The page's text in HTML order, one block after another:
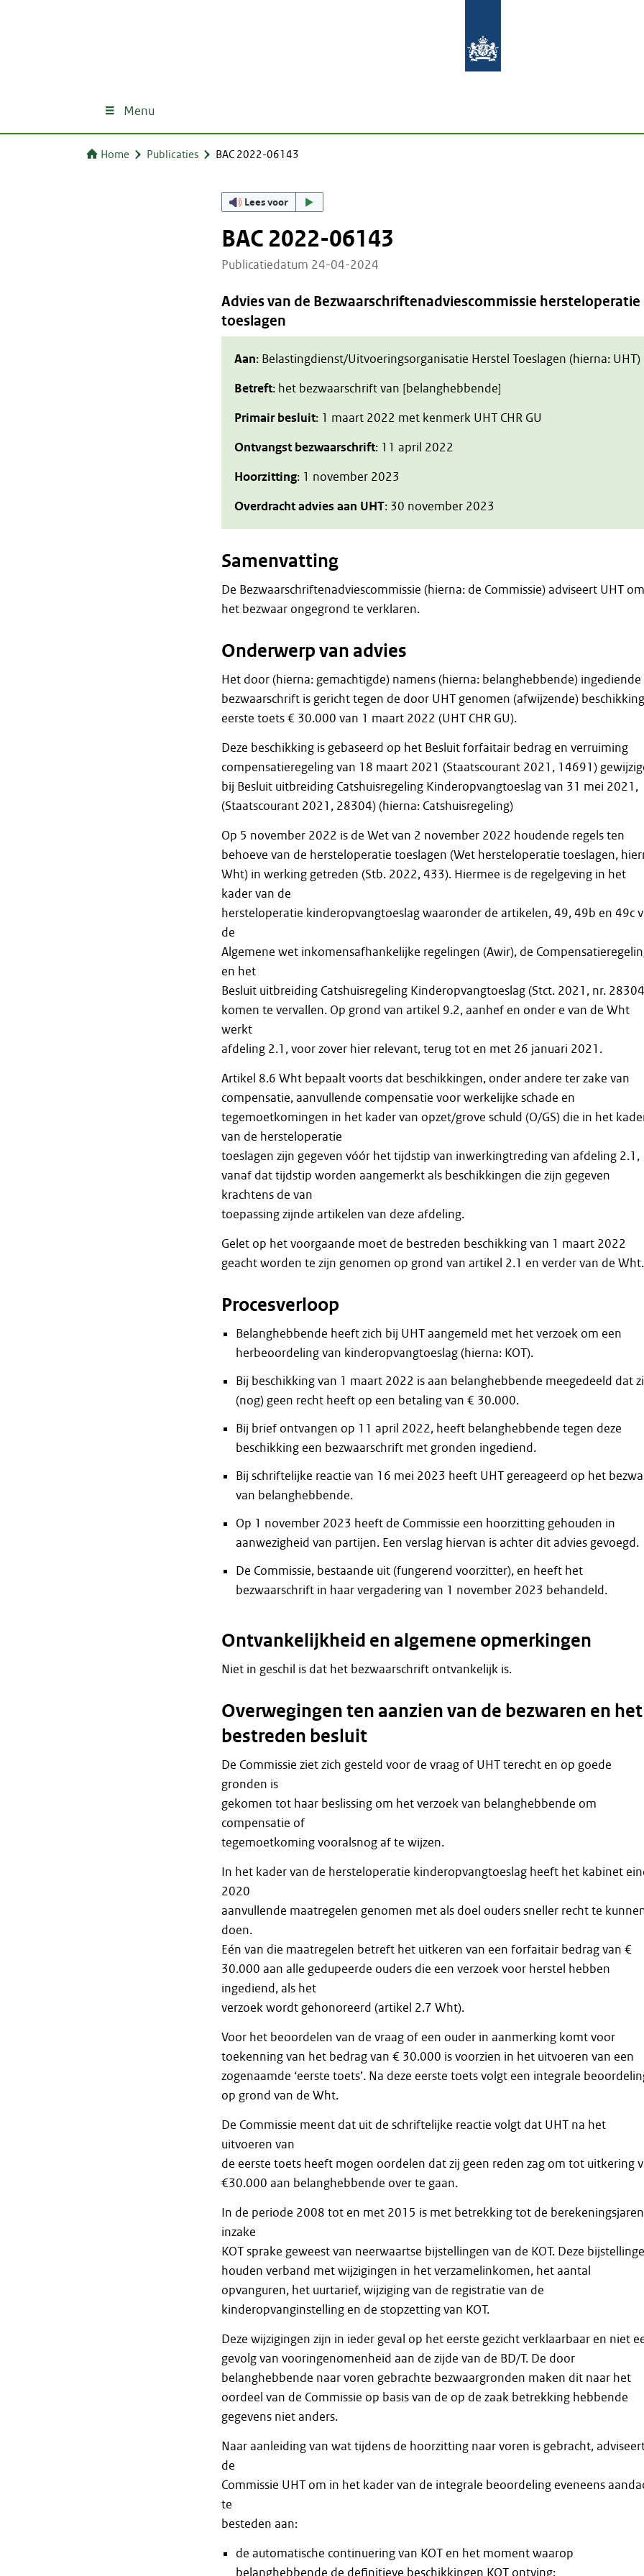
Menu
Home Publicaties BAC 2022-06143
Lees voor
BAC 2022-06143
Publicatiedatum 24-04-2024
Advies van de Bezwaarschriftenadviescommissie hersteloperatie
toeslagen
Aan: Belastingdienst/Uitvoeringsorganisatie Herstel Toeslagen (hierna: UHT)
Betreft: het bezwaarschrift van [belanghebbende]
Primair besluit: 1 maart 2022 met kenmerk UHT CHR GU
Ontvangst bezwaarschrift: 11 april 2022
Hoorzitting: 1 november 2023
Overdracht advies aan UHT: 30 november 2023
Samenvatting
De Bezwaarschriftenadviescommissie (hierna: de Commissie) adviseert UHT om
het bezwaar ongegrond te verklaren.
Onderwerp van advies
Het door (hierna: gemachtigde) namens (hierna: belanghebbende) ingediende
bezwaarschrift is gericht tegen de door UHT genomen (afwijzende) beschikking
eerste toets € 30.000 van 1 maart 2022 (UHT CHR GU).
Deze beschikking is gebaseerd op het Besluit forfaitair bedrag en verruiming
compensatieregeling van 18 maart 2021 (Staatscourant 2021, 14691)
bij Besluit uitbreiding Catshuisregeling Kinderopvangtoeslag van 31 mei 2021,
(Staatscourant 2021, 28304) (hierna: Catshuisregeling)
Op 5 november 2022 is de Wet van 2 november 2022 houdende regels ten
behoeve van de hersteloperatie toeslagen (Wet hersteloperatie toeslagen,
Wht) in werking getreden (Stb. 2022, 433). Hiermee is de regelgeving in het
kader van de
hersteloperatie kinderopvangtoeslag waaronder de artikelen, 49, 49b en 49c
de
Algemene wet inkomensafhankelijke regelingen (Awir), de
en het
Besluit uitbreiding Catshuisregeling Kinderopvangtoeslag (Stct. 2021, nr.
komen te vervallen. Op grond van artikel 9.2, aanhef en onder e van de Wht
werkt
afdeling 2.1, voor zover hier relevant, terug tot en met 26 januari 2021.
Artikel 8.6 Wht bepaalt voorts dat beschikkingen, onder andere ter zake van
compensatie, aanvullende compensatie voor werkelijke schade en
tegemoetkomingen in het kader van opzet/grove schuld (O/GS) die in het
van de hersteloperatie
toeslagen zijn gegeven vóór het tijdstip van inwerkingtreding van afdeling 2.1,
vanaf dat tijdstip worden aangemerkt als beschikkingen die zijn gegeven
krachtens de van
toepassing zijnde artikelen van deze afdeling.
Gelet op het voorgaande moet de bestreden beschikking van 1 maart 2022
geacht worden te zijn genomen op grond van artikel 2.1 en verder van de Wht.
Procesverloop
Belanghebbende heeft zich bij UHT aangemeld met het verzoek om een
herbeoordeling van kinderopvangtoeslag (hierna: KOT).
Bij beschikking van 1 maart 2022 is aan belanghebbende meegedeeld dat
(nog) geen recht heeft op een betaling van € 30.000.
Bij brief ontvangen op 11 april 2022, heeft belanghebbende tegen deze
beschikking een bezwaarschrift met gronden ingediend.
Bij schriftelijke reactie van 16 mei 2023 heeft UHT gereageerd op het
van belanghebbende.
Op 1 november 2023 heeft de Commissie een hoorzitting gehouden in
aanwezigheid van partijen. Een verslag hiervan is achter dit advies gevoegd.
De Commissie, bestaande uit (fungerend voorzitter), en heeft het
bezwaarschrift in haar vergadering van 1 november 2023 behandeld.
Ontvankelijkheid en algemene opmerkingen
Niet in geschil is dat het bezwaarschrift ontvankelijk is.
Overwegingen ten aanzien van de bezwaren en het
bestreden besluit
De Commissie ziet zich gesteld voor de vraag of UHT terecht en op goede
gronden is
gekomen tot haar beslissing om het verzoek van belanghebbende om
compensatie of
tegemoetkoming vooralsnog af te wijzen.
In het kader van de hersteloperatie kinderopvangtoeslag heeft het kabinet
2020
aanvullende maatregelen genomen met als doel ouders sneller recht te
doen.
Eén van die maatregelen betreft het uitkeren van een forfaitair bedrag van €
30.000 aan alle gedupeerde ouders die een verzoek voor herstel hebben
ingediend, als het
verzoek wordt gehonoreerd (artikel 2.7 Wht).
Voor het beoordelen van de vraag of een ouder in aanmerking komt voor
toekenning van het bedrag van € 30.000 is voorzien in het uitvoeren van een
zogenaamde ‘eerste toets’. Na deze eerste toets volgt een integrale
op grond van de Wht.
De Commissie meent dat uit de schriftelijke reactie volgt dat UHT na het
uitvoeren van
de eerste toets heeft mogen oordelen dat zij geen reden zag om tot uitkering
€30.000 aan belanghebbende over te gaan.
In de periode 2008 tot en met 2015 is met betrekking tot de berekeningsjaren
inzake
KOT sprake geweest van neerwaartse bijstellingen van de KOT. Deze
houden verband met wijzigingen in het verzamelinkomen, het aantal
opvanguren, het uurtarief, wijziging van de registratie van de
kinderopvanginstelling en de stopzetting van KOT.
Deze wijzigingen zijn in ieder geval op het eerste gezicht verklaarbaar en niet
gevolg van vooringenomenheid aan de zijde van de BD/T. De door
belanghebbende naar voren gebrachte bezwaargronden maken dit naar het
oordeel van de Commissie op basis van de op de zaak betrekking hebbende
gegevens niet anders.
Naar aanleiding van wat tijdens de hoorzitting naar voren is gebracht,
de
Commissie UHT om in het kader van de integrale beoordeling eveneens
te
besteden aan:
de automatische continuering van KOT en het moment waarop
belanghebbende de definitieve beschikkingen KOT ontving;